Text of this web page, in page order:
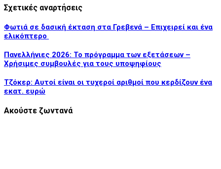
Σχετικές αναρτήσεις
Φωτιά σε δασική έκταση στα Γρεβενά – Επιχειρεί και ένα
ελικόπτερο
Πανελλήνιες 2026: Το πρόγραμμα των εξετάσεων –
Χρήσιμες συμβουλές για τους υποψηφίους
Τζόκερ: Αυτοί είναι οι τυχεροί αριθμοί που κερδίζουν ένα
εκατ. ευρώ
Ακούστε ζωντανά